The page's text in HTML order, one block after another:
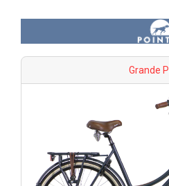
Grande